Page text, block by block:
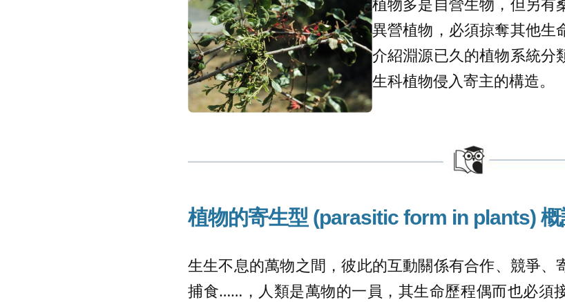
異營植物，必須掠奪其他生
介紹淵源已久的植物系統分
生科植物侵入寄主的構造。
植物的寄生型 (parasitic form in plants)
生生不息的萬物之間，彼此的互動關係有合作、競爭、
捕食……，人類是萬物的一員，其生命歷程偶而也必須